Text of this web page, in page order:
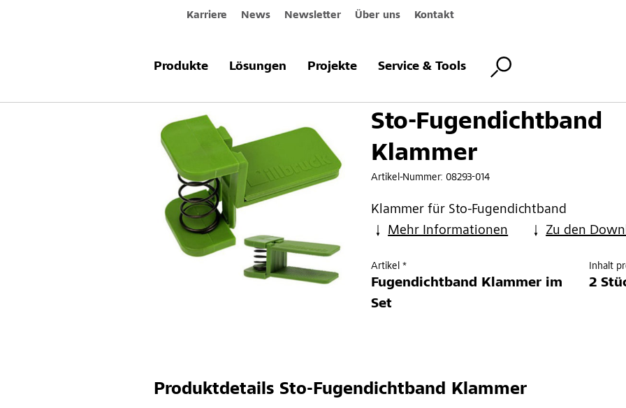
Karriere News Newsletter Über uns Kontakt
Produkte Lösungen Projekte Service & Tools
Produkte & Systeme Sto-Fugendichtband Klammer
Sto-Fugendichtband
Klammer
Artikel-Nummer: 08293-014
Klammer für Sto-Fugendichtband
Mehr Informationen
Zu den
Artikel *
Fugendichtband Klammer im
Set
Inhalt
2
ProduktdetailsSto-Fugendichtband Klammer